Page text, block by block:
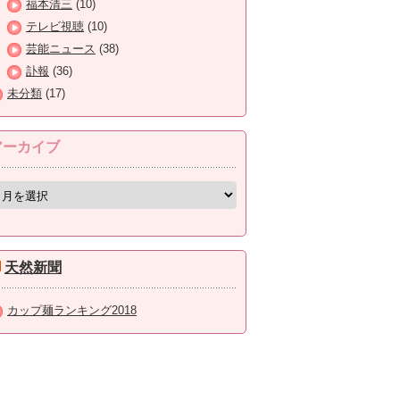
福本清三 (10)
テレビ視聴 (10)
芸能ニュース (38)
訃報 (36)
未分類 (17)
ーカイブ
天然新聞
カップ麺ランキング2018